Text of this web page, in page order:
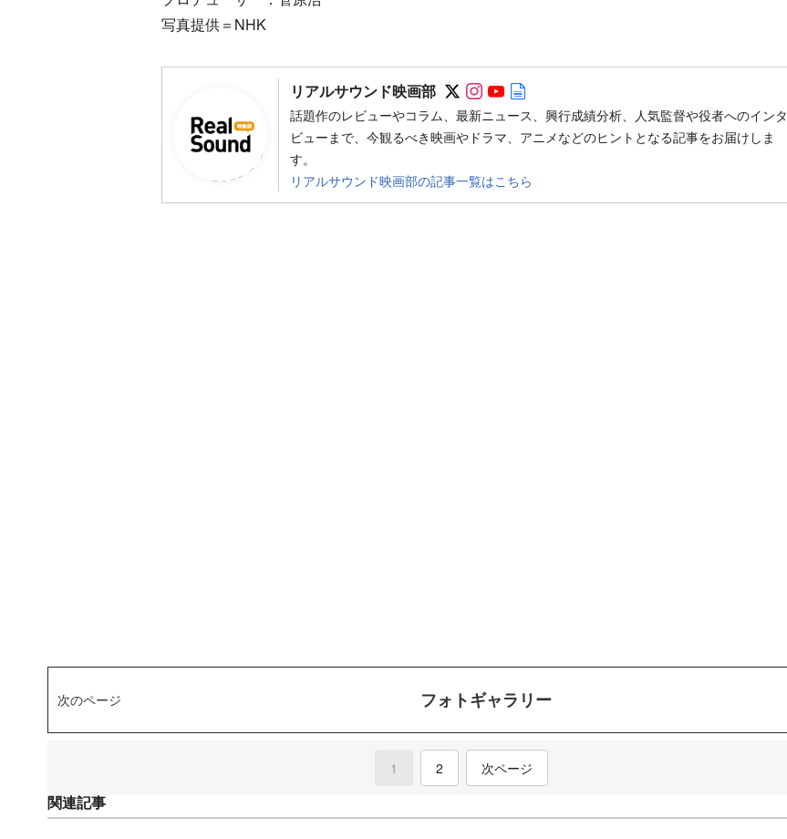
写真提供＝NHK
リアルサウンド映画部 Follow on SNS
Follow on SNS
Follow on SNS
話題作のレビューやコラム、最新ニュース、興行成績分析、人気監督や役者へのインタ
ビューまで、今観るべき映画やドラマ、アニメなどのヒントとなる記事をお届けしま
す。
リアルサウンド映画部の記事一覧はこちら
次のページ フォトギャラリー
1 2 次ページ
関連記事